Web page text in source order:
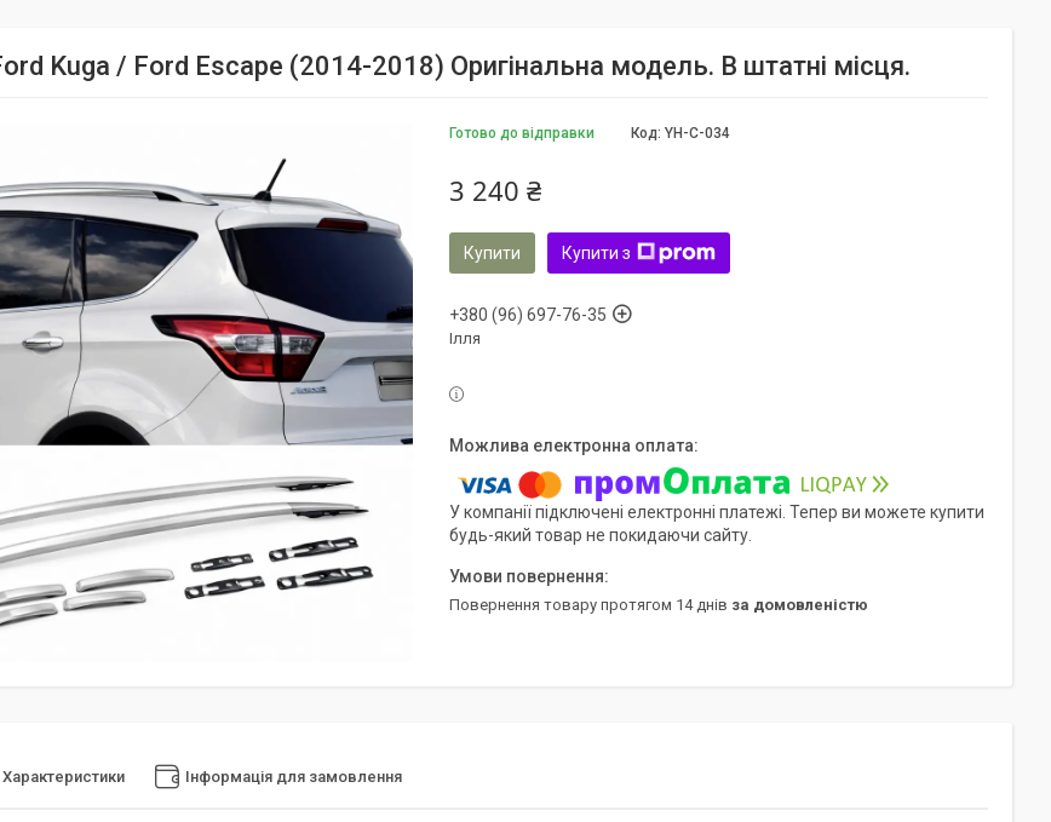
Kuga / Ford Escape (2014-2018) Оригінальна модель. В штатні місця.
Готово до відправки Код: YH-C-034
3 240 ₴
Купити Купити з
+380 (96) 697-76-35
Ілля
У компанії підключені електронні платежі. Тепер ви можете купити
будь-який товар не покидаючи сайту.
повернення товару протягом 14 днів за домовленістю
Характеристики Інформація для замовлення